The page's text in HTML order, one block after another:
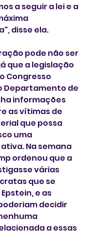
a seguir a lei e a
disse ela.
pode não ser
que a legislação
Congresso
Departamento de
informações
as vítimas de
que possa
uma
Na semana
ordenou que a
várias
que se
e as
decidir
a essas